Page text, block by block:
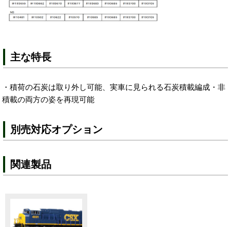
主な特長
・積荷の石炭は取り外し可能、実車に見られる石炭積載編成・非
積載の両方の姿を再現可能
別売対応オプション
関連製品